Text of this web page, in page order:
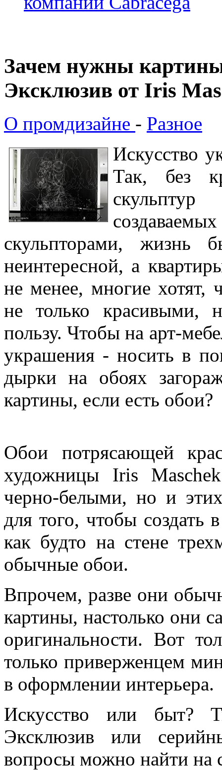
Зачем нужны
Эксклюзив от Iris
О промдизайне - Разное
Искусство
Так, без
скульпторами, жизнь
неинтересной, а
не менее, многие хотят,
не только красивыми,
пользу. Чтобы на арт-
украшения - носить в
дырки на обоях
картины, если есть обои?
Обои потрясающей
художницы Iris
черно-белыми, но и
для того, чтобы создать
как будто на стене
обычные обои.
Впрочем, разве они
картины, настолько они
оригинальности. Вот
только приверженцем
в оформлении интерьера.
Искусство или быт?
Эксклюзив или
вопросы можно найти на